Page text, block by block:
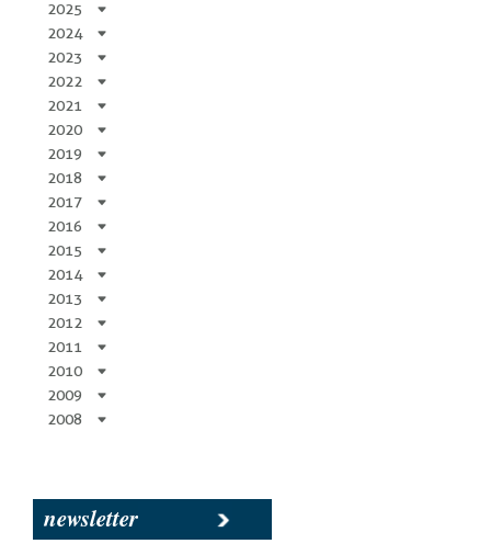
2025
2024
2023
2022
2021
2020
2019
2018
2017
2016
2015
2014
2013
2012
2011
2010
2009
2008
newsletter